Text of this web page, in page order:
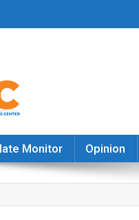
Analytics Center
Monitor Opinion